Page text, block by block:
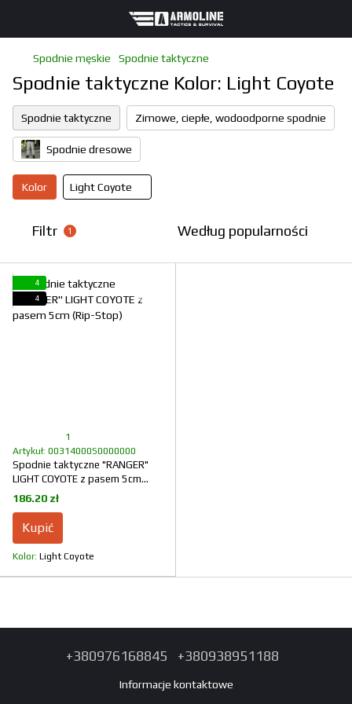
Spodnie męskie Spodnie taktyczne
Spodnie taktyczne Kolor: Light Coyote
Spodnie taktyczne Zimowe, ciepłe, wodoodporne spodnie
Spodnie dresowe
Kolor Light Coyote
Filtr 1 Według popularności
4
4
1
Artykuł: 00314000S0000000
Spodnie taktyczne "RANGER"
LIGHT COYOTE z pasem 5cm
(Rip-Stop)
186.20 zł
Kupić
Kolor Light Coyote
+380976168845 +380938951188
Informacje kontaktowe